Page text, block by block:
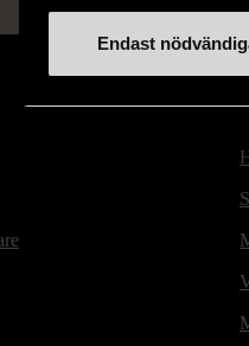
Endast